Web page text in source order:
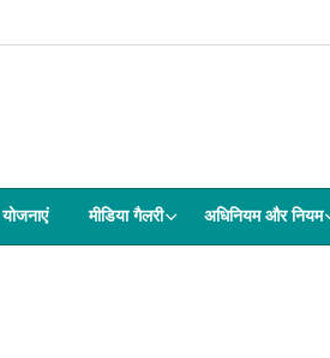
योजनाएं मीडिया गैलरी अधिनियम और नियम